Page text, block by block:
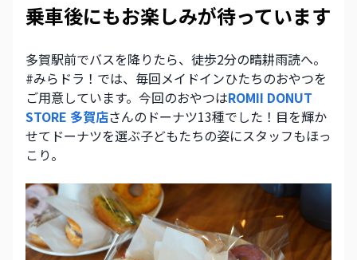
乗車後にもお楽しみが待っています
多賀駅前でバスを降りたら、徒歩2分の晴耕雨読へ。
#みらドラ！では、毎回メイドインひたちのおやつを
ご用意しています。今回のおやつはROMII DONUT
STORE 多賀店さんのドーナツ13種でした！目を輝か
せてドーナツを選ぶ子どもたちの姿にスタッフもほっ
こり。